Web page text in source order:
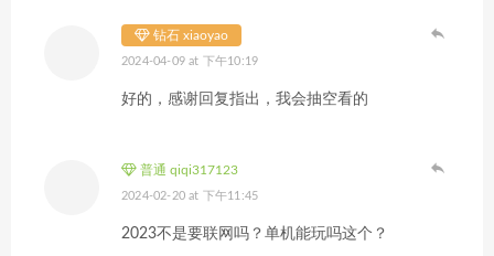
钻石 xiaoyao
2024-04-09 at 下午10:19
好的，感谢回复指出，我会抽空看的
普通 qiqi317123
2024-02-20 at 下午11:45
2023不是要联网吗？单机能玩吗这个？